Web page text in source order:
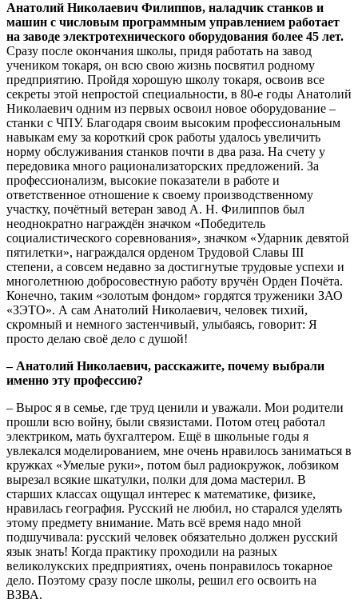
Анатолий Николаевич Филиппов, наладчик станков и
машин с числовым программным управлением работает
на заводе электротехнического оборудования более 45 лет.
Сразу после окончания школы, придя работать на завод
учеником токаря, он всю свою жизнь посвятил родному
предприятию. Пройдя хорошую школу токаря, освоив все
секреты этой непростой специальности, в 80-е годы Анатолий
Николаевич одним из первых освоил новое оборудование –
станки с ЧПУ. Благодаря своим высоким профессиональным
навыкам ему за короткий срок работы удалось увеличить
норму обслуживания станков почти в два раза. На счету у
передовика много рационализаторских предложений. За
профессионализм, высокие показатели в работе и
ответственное отношение к своему производственному
участку, почётный ветеран завод А. Н. Филиппов был
неоднократно награждён значком «Победитель
социалистического соревнования», значком «Ударник девятой
пятилетки», награждался орденом Трудовой Славы III
степени, а совсем недавно за достигнутые трудовые успехи и
многолетнюю добросовестную работу вручён Орден Почёта.
Конечно, таким «золотым фондом» гордятся труженики ЗАО
«ЗЭТО». А сам Анатолий Николаевич, человек тихий,
скромный и немного застенчивый, улыбаясь, говорит: Я
просто делаю своё дело с душой!
– Анатолий Николаевич, расскажите, почему выбрали
именно эту профессию?
– Вырос я в семье, где труд ценили и уважали. Мои родители
прошли всю войну, были связистами. Потом отец работал
электриком, мать бухгалтером. Ещё в школьные годы я
увлекался моделированием, мне очень нравилось заниматься в
кружках «Умелые руки», потом был радиокружок, лобзиком
вырезал всякие шкатулки, полки для дома мастерил. В
старших классах ощущал интерес к математике, физике,
нравилась география. Русский не любил, но старался уделять
этому предмету внимание. Мать всё время надо мной
подшучивала: русский человек обязательно должен русский
язык знать! Когда практику проходили на разных
великолукских предприятиях, очень понравилось токарное
дело. Поэтому сразу после школы, решил его освоить на
ВЗВА.